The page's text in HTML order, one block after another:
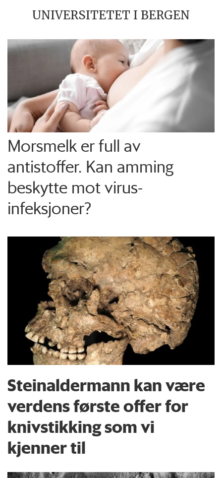
UNIVERSITETET I BERGEN
Morsmelk er full av
antistoffer. Kan amming
beskytte mot virus-
infeksjoner?
Steinaldermann kan være
verdens første offer for
knivstikking som vi
kjenner til